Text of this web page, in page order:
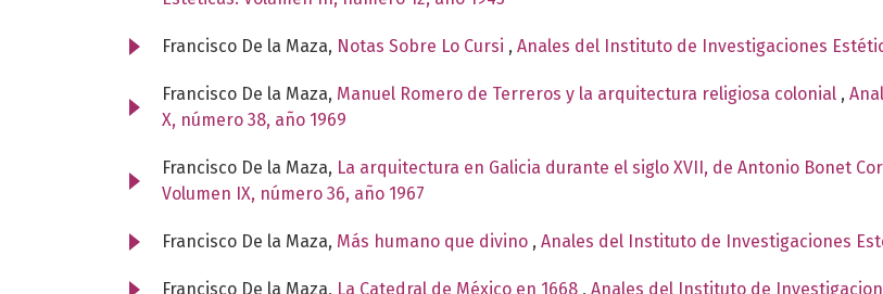
Francisco De la Maza, Notas Sobre Lo Cursi , Anales del Instituto de Investigaciones
Francisco De la Maza, Manuel Romero de Terreros y la arquitectura religiosa colonial ,
X, número 38, año 1969
Francisco De la Maza, La arquitectura en Galicia durante el siglo XVII, de Antonio Bonet
Volumen IX, número 36, año 1967
Francisco De la Maza, Más humano que divino , Anales del Instituto de Investigaciones
Francisco De la Maza, La Catedral de México en 1668 , Anales del Instituto de